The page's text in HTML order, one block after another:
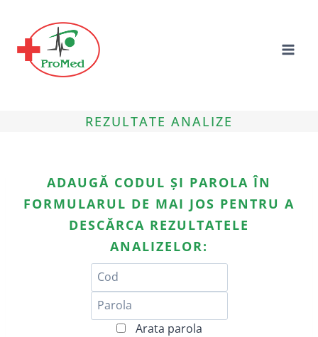
content
REZULTATE ANALIZE
ADAUGĂ CODUL ȘI PAROLA ÎN
FORMULARUL DE MAI JOS PENTRU A
DESCĂRCA REZULTATELE
ANALIZELOR:
Arata parola